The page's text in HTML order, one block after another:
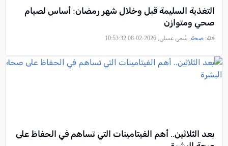
التغذية السليمة قبل وخلال شهر رمضان: أساس لصيام
صحي ومتوازن
فئة: صحة, سُمى عسلي, 2026-02-08 10:53:32
بعد الثلاثين.. أهم الفيتامينات التي تساهم في الحفاظ على